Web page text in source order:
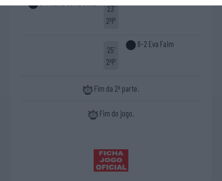
23'
2ªP
25'
2ªP
8-2 Eva Faim
Fim da 2ª parte.
Fim do jogo.